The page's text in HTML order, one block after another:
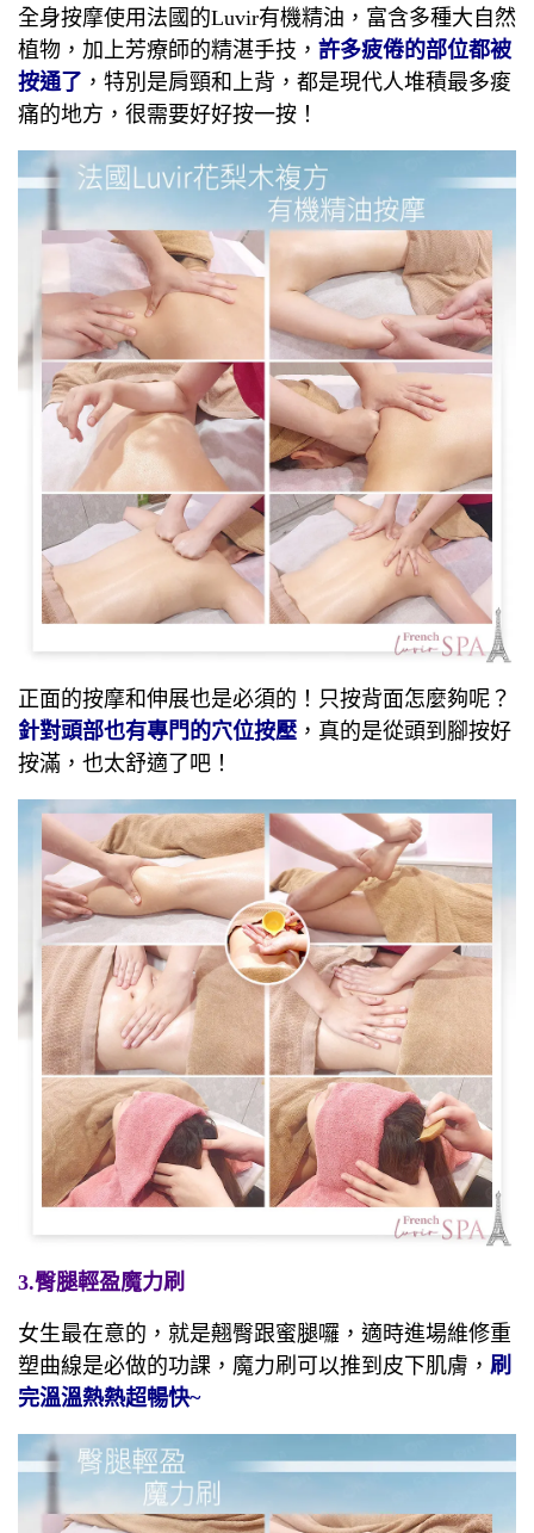
全身按摩使用法國的Luvir有機精油，富含多種大自然
植物，加上芳療師的精湛手技， 許多疲倦的部位都被
按通了 ，特別是肩頸和上背，都是現代人堆積最多痠
痛的地方，很需要好好按一按！
正面的按摩和伸展也是必須的！只按背面怎麼夠呢？
針對頭部也有專門的穴位按壓 ，真的是從頭到腳按好
按滿，也太舒適了吧！
3.臀腿輕盈魔力刷
女生最在意的，就是翹臀跟蜜腿囉，適時進場維修重
塑曲線是必做的功課，魔力刷可以推到皮下肌膚， 刷
完溫溫熱熱超暢快~